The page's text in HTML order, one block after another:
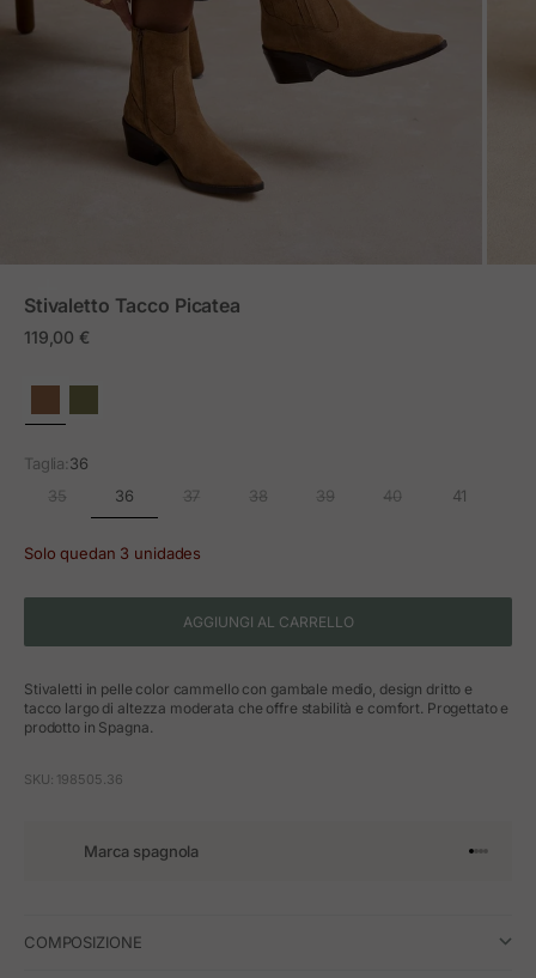
Stivaletto Tacco Picatea
Prezzo in offerta
119,00 €
Taglia:36
35
36 37 38 39 40 41
Solo quedan 3 unidades
AGGIUNGI AL CARRELLO
Stivaletti in pelle color cammello con gambale medio, design dritto e
tacco largo di altezza moderata che offre stabilità e comfort. Progettato e
prodotto in Spagna.
SKU: 198505.36
Marca spagnola Vai
Vai
Vai
Vai
COMPOSIZIONE